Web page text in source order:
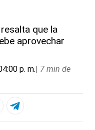
que la
aprovechar
p. m.| 7 min de